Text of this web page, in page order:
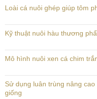
Loài cá nuôi ghép giúp tôm
Kỹ thuật nuôi hàu thương
Mô hình nuôi xen cá chim
Sử dụng luân trùng nâng
giống